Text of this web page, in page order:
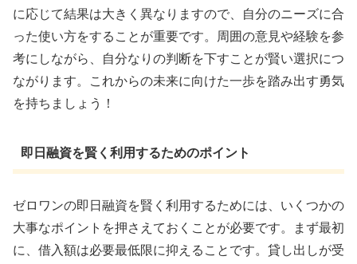
に応じて結果は大きく異なりますので、自分のニーズに合
った使い方をすることが重要です。周囲の意見や経験を参
考にしながら、自分なりの判断を下すことが賢い選択につ
ながります。これからの未来に向けた一歩を踏み出す勇気
を持ちましょう！
即日融資を賢く利用するためのポイント
ゼロワンの即日融資を賢く利用するためには、いくつかの
大事なポイントを押さえておくことが必要です。まず最初
に、借入額は必要最低限に抑えることです。貸し出しが受